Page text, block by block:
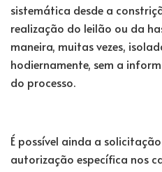
sistemática desde a
realização do leilão ou da
maneira, muitas vezes,
hodiernamente, sem a
do processo.
É possível ainda a
autorização específica nos